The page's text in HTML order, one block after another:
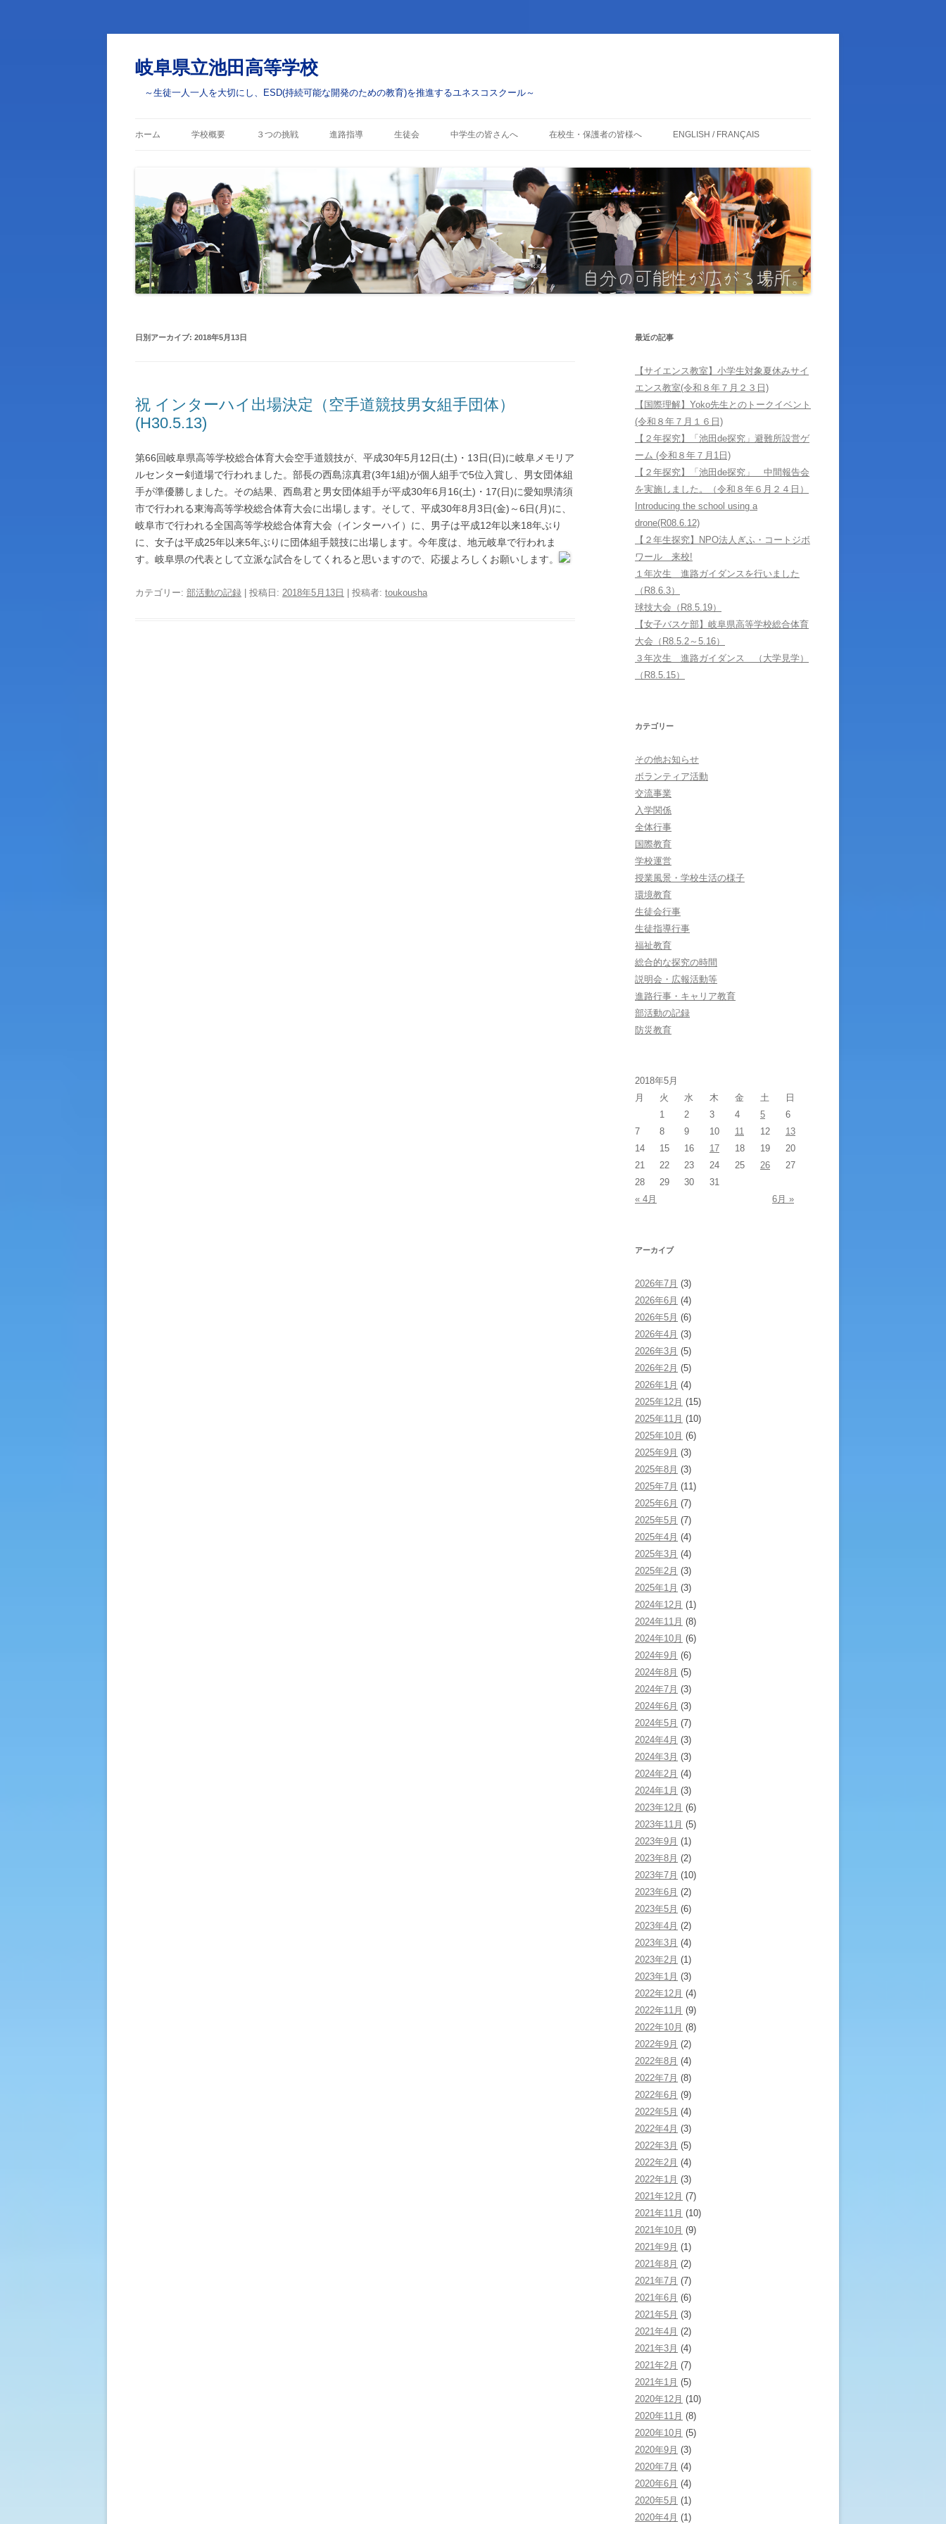
岐阜県立池田高等学校
～生徒一人一人を大切にし、ESD(持続可能な開発のための教育)を推進するユネスコスクール～
ン
へ
ス
キ
ッ
プ
ホーム 学校概要
校章・校訓・校歌
学校案内
学校評価
学校いじめ防止基本方針
生徒指導ガイドライン
岐阜県職員倫理憲章
アクセス
岐阜県立学校体育施設開放について
その他
３つの挑戦
部活動・学校行事・ボランティアへ
の挑戦
ESD(ユネスコスクール)への挑戦 これまでのESD活動
進路指導 生徒会 中学生の皆さんへ
入試情報
部活動
制服について
在校生・保護者の皆様へ
行事予定
警報発表時の対応
各種手続き・証明書(卒業生の皆様
授業料および奨学金関係
ENGLISH / FRANÇAIS
FRANÇAIS
日本語
日別アーカイブ: 2018年5月13日
祝 インターハイ出場決定（空手道競技男女組手団体）
(H30.5.13)
第66回岐阜県高等学校総合体育大会空手道競技が、平成30年5月12日(土)・13日(日)に岐阜メモリア
ルセンター剣道場で行われました。部長の西島涼真君(3年1組)が個人組手で5位入賞し、男女団体組
手が準優勝しました。その結果、西島君と男女団体組手が平成30年6月16(土)・17(日)に愛知県清須
市で行われる東海高等学校総合体育大会に出場します。そして、平成30年8月3日(金)～6日(月)に、
岐阜市で行われる全国高等学校総合体育大会（インターハイ）に、男子は平成12年以来18年ぶり
に、女子は平成25年以来5年ぶりに団体組手競技に出場します。今年度は、地元岐阜で行われま
す。岐阜県の代表として立派な試合をしてくれると思いますので、応援よろしくお願いします。
カテゴリー: 部活動の記録 | 投稿日: 2018年5月13日 | 投稿者: toukousha
最近の記事
【サイエンス教室】小学生対象夏休みサイ
エンス教室(令和８年７月２３日)
【国際理解】Yoko先生とのトークイベント
(令和８年７月１６日)
【２年探究】「池田de探究」避難所設営ゲ
ーム (令和８年７月1日)
【２年探究】「池田de探究」 中間報告会
を実施しました。（令和８年６月２４日）
Introducing the school using a
drone(R08.6.12)
【２年生探究】NPO法人ぎふ・コートジボ
ワール 来校!
１年次生 進路ガイダンスを行いました
（R8.6.3）
球技大会（R8.5.19）
【女子バスケ部】岐阜県高等学校総合体育
大会（R8.5.2～5.16）
３年次生 進路ガイダンス （大学見学）
（R8.5.15）
カテゴリー
その他お知らせ
ボランティア活動
交流事業
入学関係
全体行事
国際教育
学校運営
授業風景・学校生活の様子
環境教育
生徒会行事
生徒指導行事
福祉教育
総合的な探究の時間
説明会・広報活動等
進路行事・キャリア教育
部活動の記録
防災教育
2018年5月
月
火 水 木 金 土
日
1
2 3 4 5
6
7
8 9 10 11 12
13
14
15 16 17 18 19
20
21
22 23 24 25 26
27
28
29 30
31
« 4月
6月 »
アーカイブ
2026年7月 (3)
2026年6月 (4)
2026年5月 (6)
2026年4月 (3)
2026年3月 (5)
2026年2月 (5)
2026年1月 (4)
2025年12月 (15)
2025年11月 (10)
2025年10月 (6)
2025年9月 (3)
2025年8月 (3)
2025年7月 (11)
2025年6月 (7)
2025年5月 (7)
2025年4月 (4)
2025年3月 (4)
2025年2月 (3)
2025年1月 (3)
2024年12月 (1)
2024年11月 (8)
2024年10月 (6)
2024年9月 (6)
2024年8月 (5)
2024年7月 (3)
2024年6月 (3)
2024年5月 (7)
2024年4月 (3)
2024年3月 (3)
2024年2月 (4)
2024年1月 (3)
2023年12月 (6)
2023年11月 (5)
2023年9月 (1)
2023年8月 (2)
2023年7月 (10)
2023年6月 (2)
2023年5月 (6)
2023年4月 (2)
2023年3月 (4)
2023年2月 (1)
2023年1月 (3)
2022年12月 (4)
2022年11月 (9)
2022年10月 (8)
2022年9月 (2)
2022年8月 (4)
2022年7月 (8)
2022年6月 (9)
2022年5月 (4)
2022年4月 (3)
2022年3月 (5)
2022年2月 (4)
2022年1月 (3)
2021年12月 (7)
2021年11月 (10)
2021年10月 (9)
2021年9月 (1)
2021年8月 (2)
2021年7月 (7)
2021年6月 (6)
2021年5月 (3)
2021年4月 (2)
2021年3月 (4)
2021年2月 (7)
2021年1月 (5)
2020年12月 (10)
2020年11月 (8)
2020年10月 (5)
2020年9月 (3)
2020年7月 (4)
2020年6月 (4)
2020年5月 (1)
2020年4月 (1)